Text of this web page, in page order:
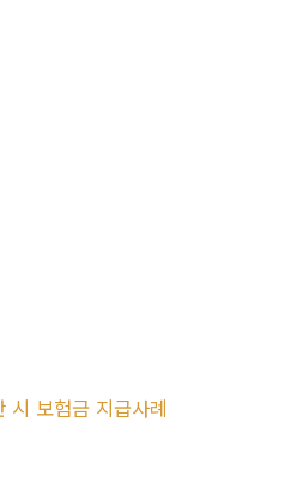
시 보험금 지급사례